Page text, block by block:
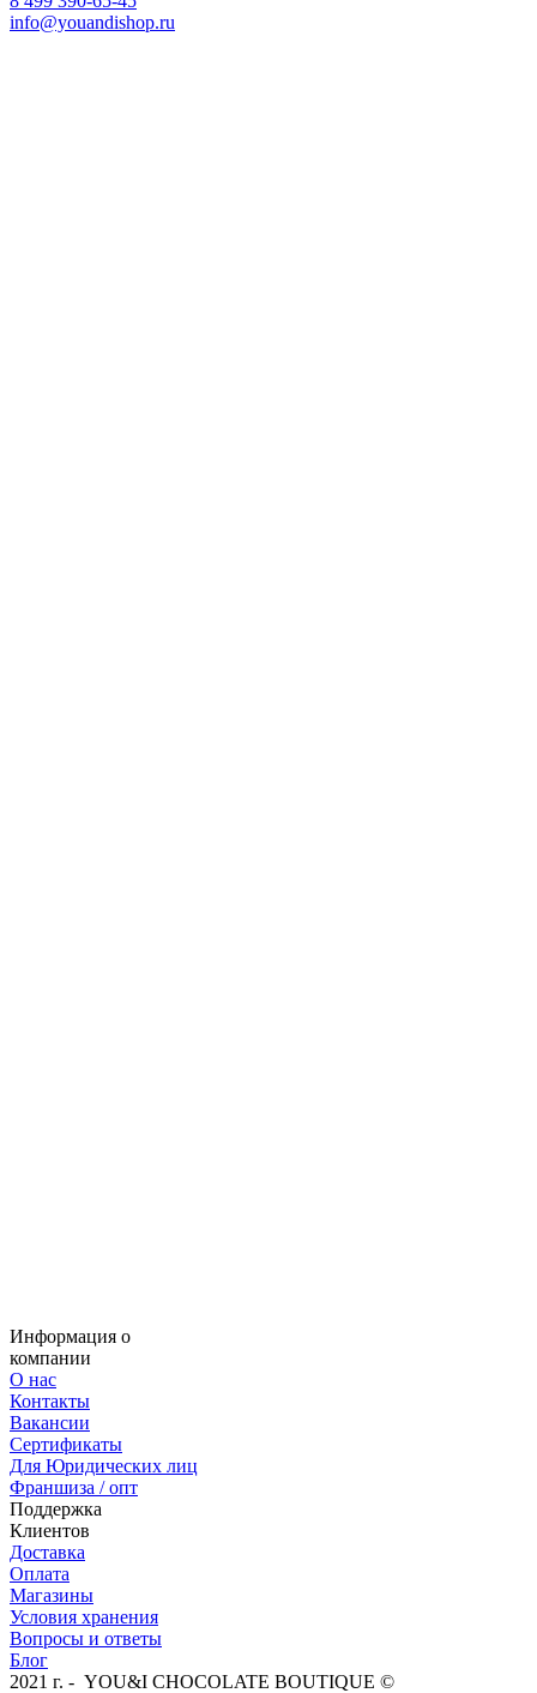
info@youandishop.ru
Информация о
компании
О нас
Контакты
Вакансии
Сертификаты
Для Юридических лиц
Франшиза / опт
Поддержка
Клиентов
Доставка
Оплата
Магазины
Условия хранения
Вопросы и ответы
Блог
2021 г. - YOU&I CHOCOLATE BOUTIQUE ©